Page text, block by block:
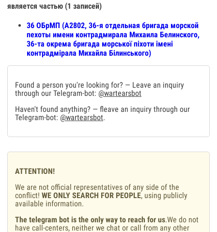
является частью (1 записей)
36 ОБрМП (А2802, 36-я отдельная бригада морской
пехоты имени контрадмирала Михаила Белинского,
36-та окрема бригада морської піхоти імені
контрадмірала Михайла Білинського)
Found a person you're looking for? — Leave an inquiry
through our Telegram-bot: @wartearsbot
Haven't found anything? — fleave an inquiry through our
Telegram-bot: @wartearsbot.
ATTENTION!
We are not official representatives of any side of the
conflict! WE ONLY SEARCH FOR PEOPLE, using publicly
available information.
The telegram bot is the only way to reach for us.We do not
have call-centers, neither we chat or call from any other